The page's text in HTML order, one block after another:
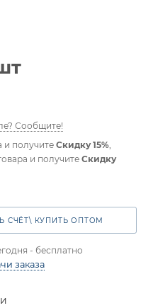
Сообщите!
и получите Скидку 15%
и получитеСкидку
СЧЁТ\ КУПИТЬ ОПТОМ
- бесплатно
заказа